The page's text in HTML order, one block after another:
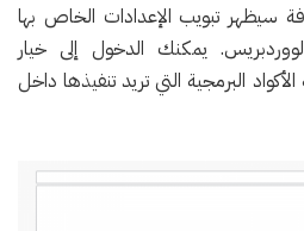
سيظهر تبويب الإعدادات الخاص بها
يمكنك الدخول إلى خيار
البرمجية التي تريد تنفيذها داخل